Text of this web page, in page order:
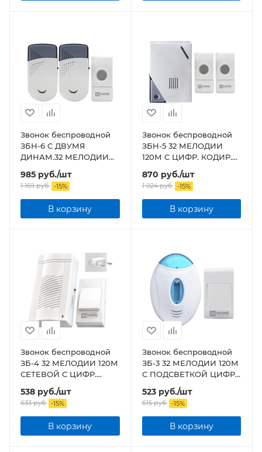
Звонок беспроводной
ЗБН-6 С ДВУМЯ
ДИНАМ.32 МЕЛОДИИ
120М С ЦИФР. КОДИР. С
КНОПКОЙ IP44 БЕЛО-
СЕРЫЙ
985 руб./шт
1 159руб. -15%
В корзину
Звонок беспроводной
ЗБН-5 32 МЕЛОДИИ
120М С ЦИФР. КОДИР.С
ДВУМЯ КНОПКАМИ
IP44 БЕЛО-СЕРЫЙ
870 руб./шт
1 024руб. -15%
В корзину
Звонок беспроводной
ЗБ-4 32 МЕЛОДИИ 120М
СЕТЕВОЙ С ЦИФР.
КОДИР. С КНОПКОЙ
БЕЛЫЙ
538 руб./шт
633руб. -15%
В корзину
Звонок беспроводной
ЗБ-3 32 МЕЛОДИИ 120М
С ПОДСВЕТКОЙ ЦИФР.
КОДИР. С КНОПКОЙ
БЕЛО-ГОЛУБОЙ
523руб./шт
615руб. -15%
В корзину